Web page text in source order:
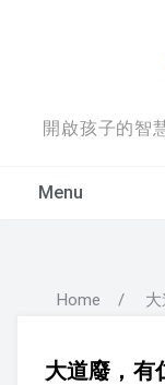
開啟孩子的
Menu
學堂宗旨
上課禮儀
Home /
大道廢，有